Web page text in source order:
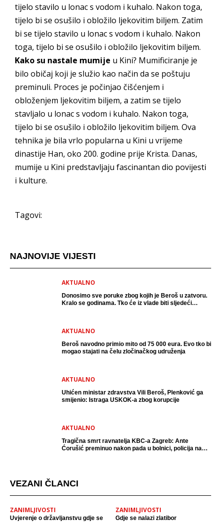
tijelo stavilo u lonac s vodom i kuhalo. Nakon toga,
tijelo bi se osušilo i obložilo ljekovitim biljem. Zatim
bi se tijelo stavilo u lonac s vodom i kuhalo. Nakon
toga, tijelo bi se osušilo i obložilo ljekovitim biljem.
Kako su nastale mumije u Kini? Mumificiranje je
bilo običaj koji je služio kao način da se poštuju
preminuli. Proces je počinjao čišćenjem i
obloženjem ljekovitim biljem, a zatim se tijelo
stavljalo u lonac s vodom i kuhalo. Nakon toga,
tijelo bi se osušilo i obložilo ljekovitim biljem. Ova
tehnika je bila vrlo popularna u Kini u vrijeme
dinastije Han, oko 200. godine prije Krista. Danas,
mumije u Kini predstavljaju fascinantan dio povijesti
i kulture.
Tagovi:
NAJNOVIJE VIJESTI
AKTUALNO
Donosimo sve poruke zbog kojih je Beroš u zatvoru.
Kralo se godinama. Tko će iz vlade biti sljedeći
AKTUALNO
Beroš navodno primio mito od 75 000 eura. Evo tko bi
mogao stajati na čelu zločinačkog udruženja
AKTUALNO
Uhićen ministar zdravstva Vili Beroš, Plenković ga
smijenio: Istraga USKOK-a zbog korupcije
AKTUALNO
Tragična smrt ravnatelja KBC-a Zagreb: Ante
Ćorušić preminuo nakon pada u bolnici, policija na
VEZANI ČLANCI
ZANIMLJIVOSTI
Uvjerenje o državljanstvu gdje se
ZANIMLJIVOSTI
Gdje se nalazi zlatibor